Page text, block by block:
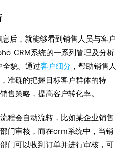
后，就能够看到销售人员与客户
CRM系统的一系列管理及分析
全貌。通过客户细分 ，帮助销售人
准确的把握目标客户群体的特
售策略，提高客户转化率。
程会自动流转，比如某企业销售
门审核，而在crm系统中，当销
门可以收到订单并进行审核，可